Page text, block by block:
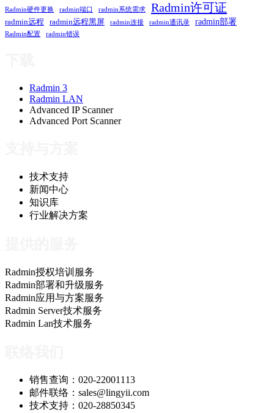
Radmin硬件更换 radmin端口 radmin系统需求 Radmin许可证
radmin远程 radmin远程黑屏 radmin连接 radmin通讯录 radmin部署
Radmin配置 radmin错误
Radmin 3
Radmin LAN
Advanced IP Scanner
Advanced Port Scanner
技术支持
新闻中心
知识库
行业解决方案
Radmin授权培训服务
Radmin部署和升级服务
Radmin应用与方案服务
Radmin Server技术服务
Radmin Lan技术服务
销售查询：020-22001113
邮件联络：sales@lingyii.com
技术支持：020-28850345